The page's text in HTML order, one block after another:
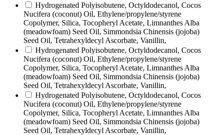
Hydrogenated Polyisobutene, Octyldodecanol, Cocos
Nucifera (coconut) Oil, Ethylene/propylene/styrene
Copolymer, Silica, Tocopheryl Acetate, Limnanthes Alba
(meadowfoam) Seed Oil, Simmondsia Chinensis (jojoba)
Seed Oil, Tetrahexyldecyl Ascorbate, Vanillin,
Hydrogenated Polyisobutene, Octyldodecanol, Cocos
Nucifera (coconut) Oil, Ethylene/propylene/styrene
Copolymer, Silica, Tocopheryl Acetate, Limnanthes Alba
(meadowfoam) Seed Oil, Simmondsia Chinensis (jojoba)
Seed Oil, Tetrahexyldecyl Ascorbate, Vanillin,
Hydrogenated Polyisobutene, Octyldodecanol, Cocos
Nucifera (coconut) Oil, Ethylene/propylene/styrene
Copolymer, Silica, Tocopheryl Acetate, Limnanthes Alba
(meadowfoam) Seed Oil, Simmondsia Chinensis (jojoba)
Seed Oil, Tetrahexyldecyl Ascorbate, Vanillin,